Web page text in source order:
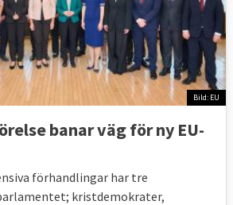
Bild: EU
banar väg för ny EU-
förhandlingar har tre
kristdemokrater,